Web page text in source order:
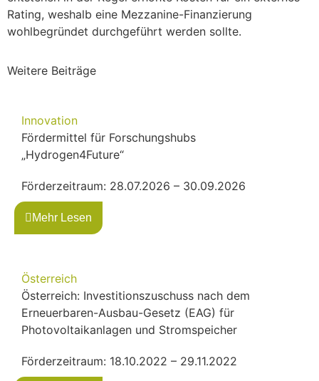
Rating, weshalb eine Mezzanine-Finanzierung
wohlbegründet durchgeführt werden sollte.
Weitere Beiträge
Innovation
Fördermittel für Forschungshubs
„Hydrogen4Future“
Förderzeitraum: 28.07.2026 – 30.09.2026
Mehr Lesen
Österreich
Österreich: Investitionszuschuss nach dem
Erneuerbaren-Ausbau-Gesetz (EAG) für
Photovoltaikanlagen und Stromspeicher
Förderzeitraum: 18.10.2022 – 29.11.2022